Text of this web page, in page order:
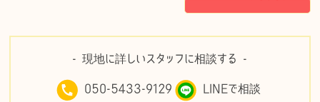
k
- 現地に詳しいスタッフに相談する -
050-5433-9129 LINEで相談